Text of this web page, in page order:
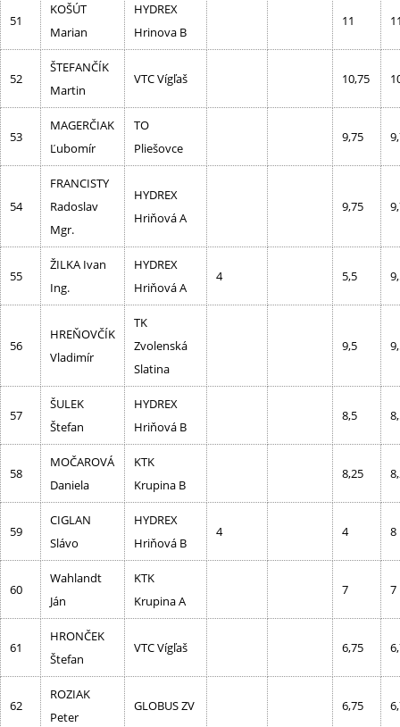
51
KOŠÚT
Marian
HYDREX
Hrinova B
11
52
ŠTEFANČÍK
Martin
VTC Vígľaš 10,75
53
MAGERČIAK
Ľubomír
TO
Pliešovce
9,75
54
FRANCISTY
Radoslav
Mgr.
HYDREX
Hriňová A
9,75
55
ŽILKA Ivan
Ing.
HYDREX
Hriňová A
4 5,5
56
HREŇOVČÍK
Vladimír
TK
Zvolenská
Slatina
9,5
57
ŠULEK
Štefan
HYDREX
Hriňová B
8,5
58
MOČAROVÁ
Daniela
KTK
Krupina B
8,25
59
CIGLAN
Slávo
HYDREX
Hriňová B
4 4 8
60
Wahlandt
Ján
KTK
Krupina A
7 7
61
HRONČEK
Štefan
VTC Vígľaš 6,75
62
ROZIAK
Peter
GLOBUS ZV 6,75